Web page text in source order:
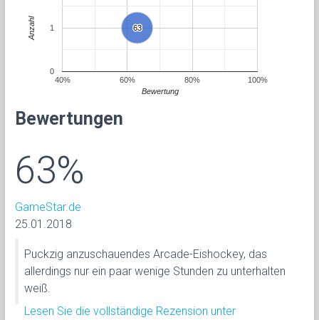
63
63
40% 60% 80% 100%
0
1
Bewertung
Anzahl
Bewertungen
63%
GameStar.de
25.01.2018
Puckzig anzuschauendes Arcade-Eishockey, das
allerdings nur ein paar wenige Stunden zu unterhalten
weiß.
Lesen Sie die vollständige Rezension unter